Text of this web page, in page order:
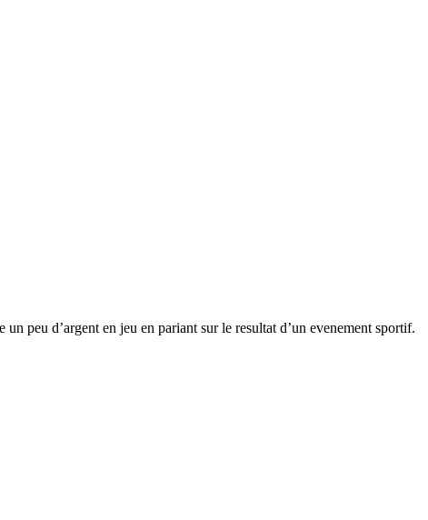
peu d’argent en jeu en pariant sur le resultat d’un evenement sportif.